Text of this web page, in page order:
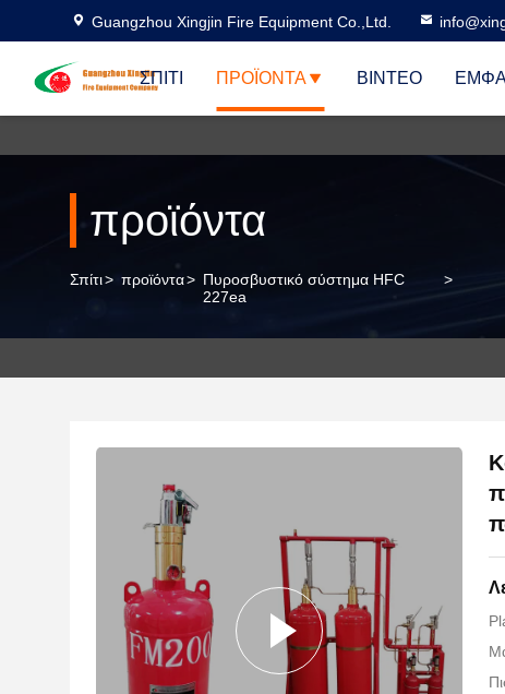
Guangzhou Xingjin Fire Equipment Co.,Ltd.
ΣΠΊΤΙ ΠΡΟΪΌΝΤΑ ΒΊΝΤΕΟ
προϊόντα
Σπίτι> προϊόντα> Πυροσβυστικό σύστημα HFC
227ea
>